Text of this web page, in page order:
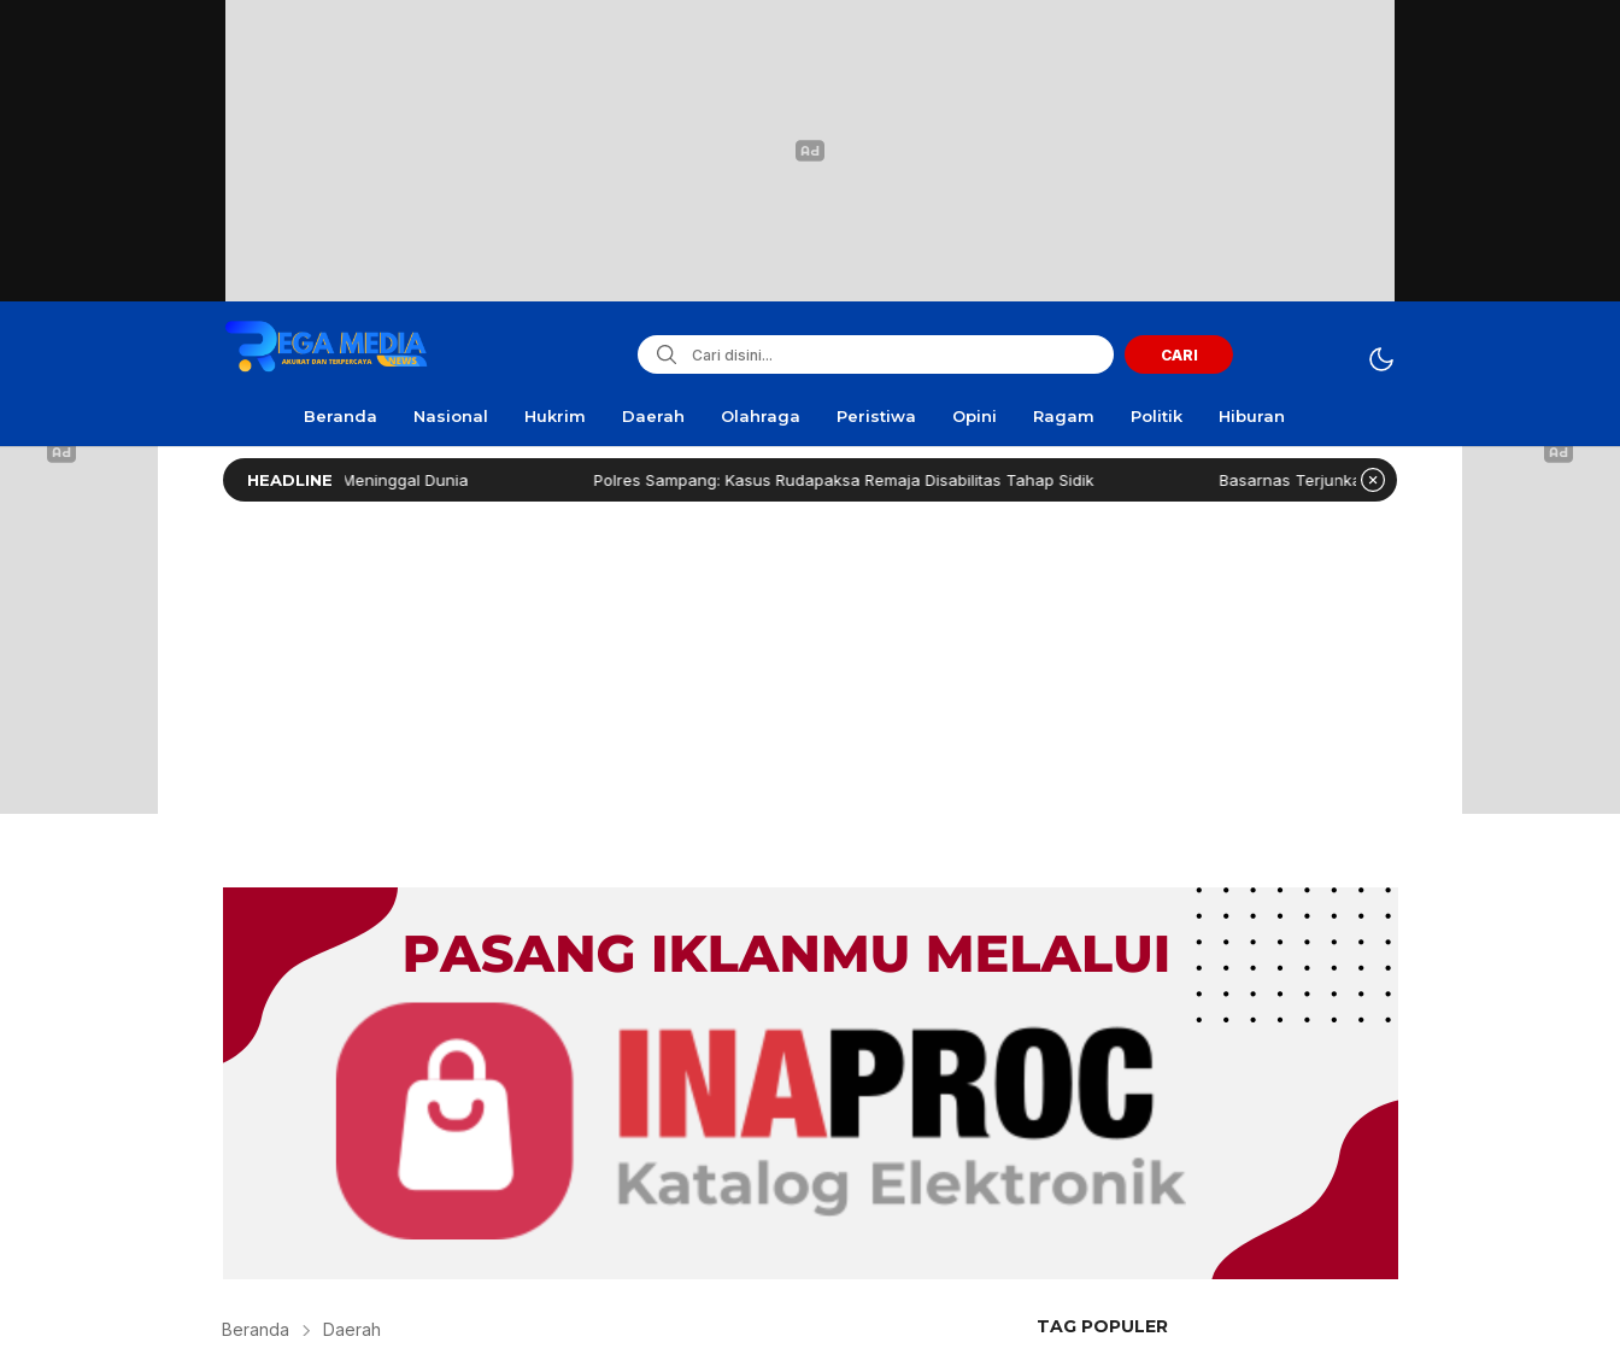
CARI
Beranda Nasional Hukrim Daerah Olahraga Peristiwa Opini Ragam Politik Hiburan
HEADLINE
Soleh ‘No Viral No Justice’ Meninggal Dunia Polres Sampang: Kasus Rudapaksa Remaja Disabilitas Tahap Sidik Basarnas Terjunkan Helikopter Sisir Bangkai KMP Mutiara Sentosa II
Beranda Daerah TAG POPULER